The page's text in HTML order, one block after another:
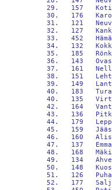
29.   157
30.   176
31.   121
32.   127
33.   452
34.   132
35.   185
36.   143
37.   161
38.   151
39.   149
40.   183
40.   135
42.   164
43.   136
44.   179
45.   159
46.   160
47.   137
48.   168
49.   134
50.   148
51.   126
52.   177